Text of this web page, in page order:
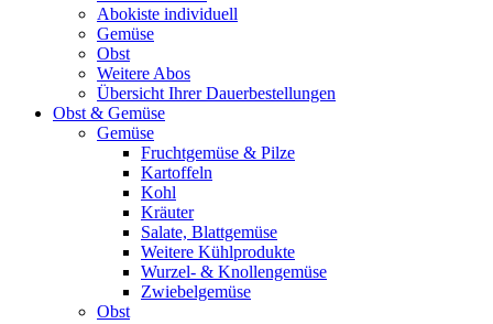
Abokiste individuell
Gemüse
Obst
Weitere Abos
Übersicht Ihrer Dauerbestellungen
Obst & Gemüse
Gemüse
Fruchtgemüse & Pilze
Kartoffeln
Kohl
Kräuter
Salate, Blattgemüse
Weitere Kühlprodukte
Wurzel- & Knollengemüse
Zwiebelgemüse
Obst